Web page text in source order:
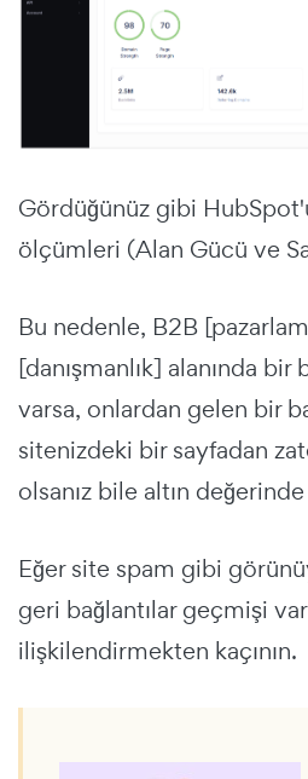
Gördüğünüz gibi
ölçümleri (Alan Gücü ve
Bu nedenle, B2B
[danışmanlık] alanında
varsa, onlardan gelen bir
sitenizdeki bir sayfadan
olsanız bile altın
Eğer site spam gibi
geri bağlantılar geçmişi
ilişkilendirmekten kaçının.